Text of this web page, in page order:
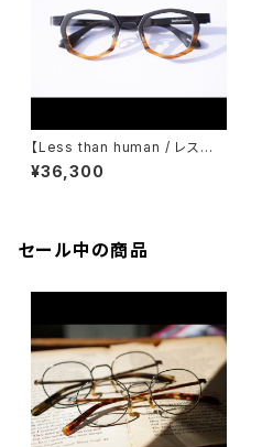
【Less than human / レスザ
ンヒューマン】 Wild bunch
¥36,300
セール中の商品